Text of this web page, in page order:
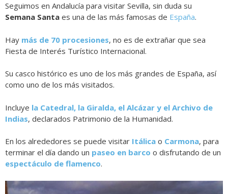
Seguimos en Andalucía para visitar Sevilla, sin duda su
Semana Santa es una de las más famosas de España.
Hay más de 70 procesiones, no es de extrañar que sea
Fiesta de Interés Turístico Internacional.
Su casco histórico es uno de los más grandes de España, así
como uno de los más visitados.
Incluye la Catedral, la Giralda, el Alcázar y el Archivo de
Indias, declarados Patrimonio de la Humanidad.
En los alrededores se puede visitar Itálica o Carmona, para
terminar el día dando un paseo en barco o disfrutando de un
espectáculo de flamenco.